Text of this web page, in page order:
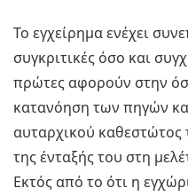
Το εγχείρημα ενέχει
συγκριτικές όσο και
πρώτες αφορούν στην
κατανόηση των πηγών
αυταρχικού καθεστώτος
της ένταξής του στη
Εκτός από το ότι η